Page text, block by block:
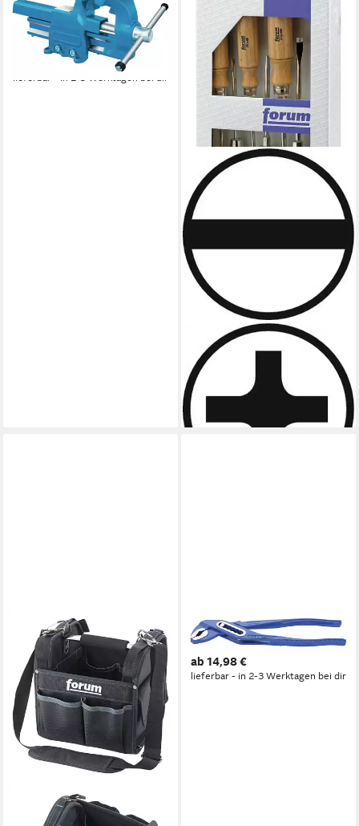
Schraubstock,
Parallelschraubstock 120 mm
mit Ambossfl
lieferbar - in 2-3 Werktagen bei dir
FORUM®
Schraubendreher, Satz Holz
6tlg. Schlitz/PH
17,98 €
lieferbar - in 2-3 Werktagen bei dir
FORUM®
Wasserpumpenzange, CRV
ab 14,98 €
lieferbar - in 2-3 Werktagen bei dir